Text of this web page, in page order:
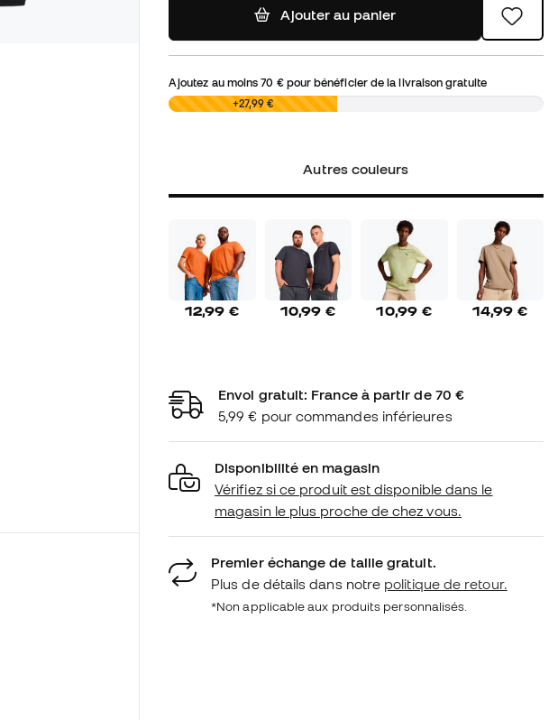
Ajouter au panier
Ajoutez au moins70 €pour bénéficier de la livraison gratuite
0,00 € +27,99 €
Autres couleurs
12,99 € 10,99 € 10,99 € 14,99 €
Envoi gratuit: France à partir de 70 €
5,99 € pour commandes inférieures
Disponibilité en magasin
Vérifiez si ce produit est disponible dans le
magasin le plus proche de chez vous.
Premier échange de taille gratuit.
Plus de détails dans notre politique de retour.
*Non applicable aux produits personnalisés.